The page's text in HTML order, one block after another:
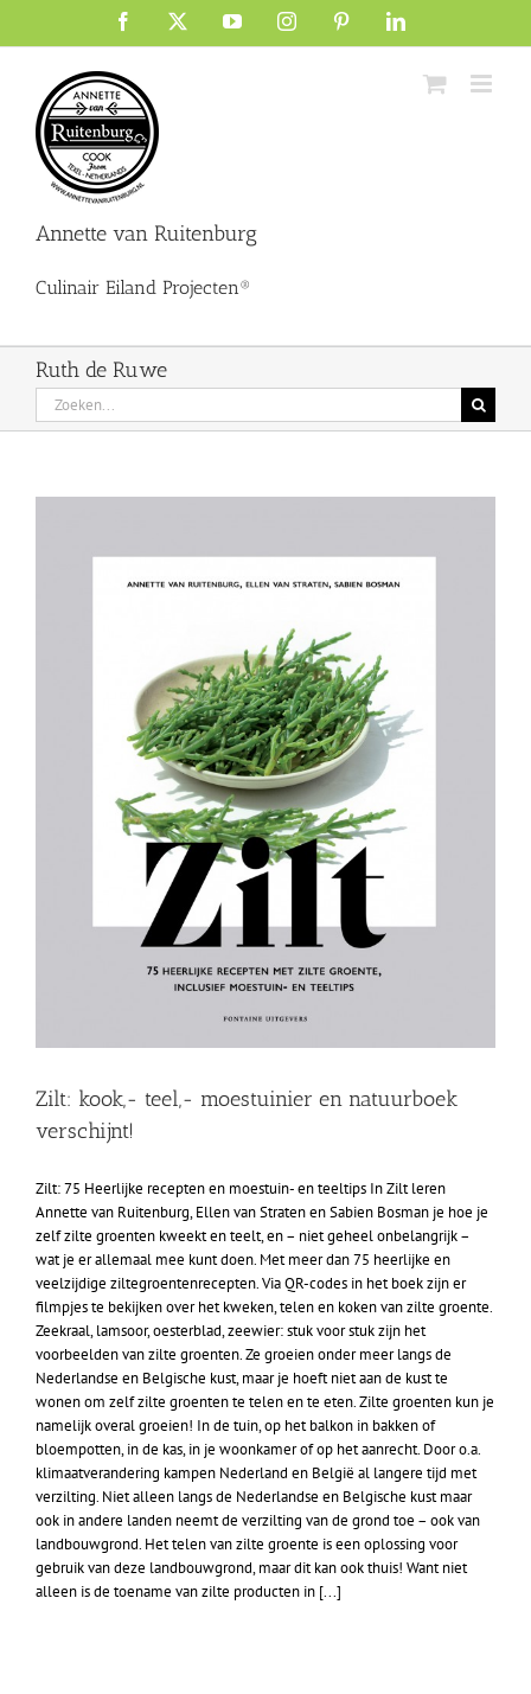
Facebook YouTubeInstagramPinterestLinkedIn
Annette van Ruitenburg
Culinair Eiland Projecten®
Ruth de Ruwe
Zoeken
naar:
Zilt: kook,- teel,- moestuinier en natuurboek
verschijnt!
Zilt: 75 Heerlijke recepten en moestuin- en teeltips In Zilt leren
Annette van Ruitenburg, Ellen van Straten en Sabien Bosman je hoe je
zelf zilte groenten kweekt en teelt, en – niet geheel onbelangrijk –
wat je er allemaal mee kunt doen. Met meer dan 75 heerlijke en
veelzijdige ziltegroentenrecepten. Via QR-codes in het boek zijn er
filmpjes te bekijken over het kweken, telen en koken van zilte groente.
Zeekraal, lamsoor, oesterblad, zeewier: stuk voor stuk zijn het
voorbeelden van zilte groenten. Ze groeien onder meer langs de
Nederlandse en Belgische kust, maar je hoeft niet aan de kust te
wonen om zelf zilte groenten te telen en te eten. Zilte groenten kun je
namelijk overal groeien! In de tuin, op het balkon in bakken of
bloempotten, in de kas, in je woonkamer of op het aanrecht. Door o.a.
klimaatverandering kampen Nederland en België al langere tijd met
verzilting. Niet alleen langs de Nederlandse en Belgische kust maar
ook in andere landen neemt de verzilting van de grond toe – ook van
landbouwgrond. Het telen van zilte groente is een oplossing voor
gebruik van deze landbouwgrond, maar dit kan ook thuis! Want niet
alleen is de toename van zilte producten in [...]